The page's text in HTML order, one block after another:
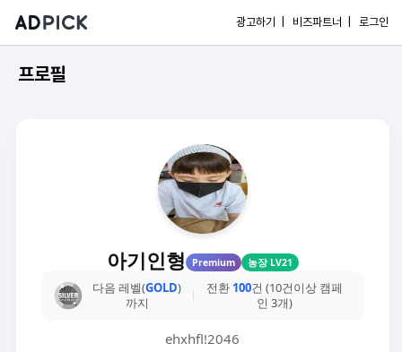
광고하기 | 비즈파트너 | 로그인
프로필
아기인형 Premium 농장 LV21
다음 레벨(GOLD)
까지
전환 100건 (10건이상 캠페
인 3개)
ehxhfl!2046